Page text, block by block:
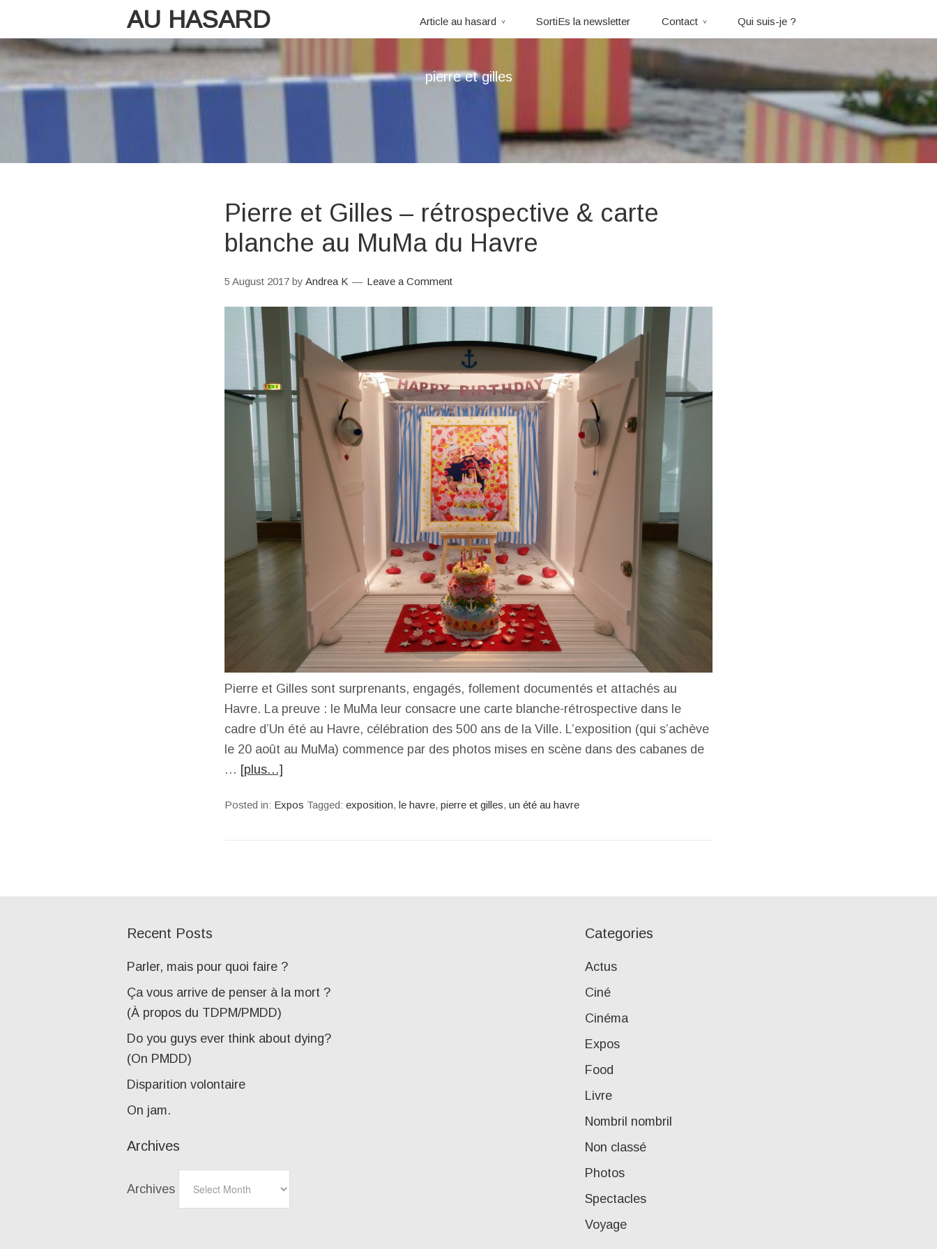
AU HASARD Article au hasard SortiEs la newsletter Contact Qui suis-je ?
pierre et gilles
Pierre et Gilles – rétrospective & carte
blanche au MuMa du Havre
5 August 2017 by Andrea K Leave a Comment
Pierre et Gilles sont surprenants, engagés, follement documentés et attachés au
Havre. La preuve : le MuMa leur consacre une carte blanche-rétrospective dans le
cadre d’Un été au Havre, célébration des 500 ans de la Ville. L’exposition (qui s’achève
le 20 août au MuMa) commence par des photos mises en scène dans des cabanes de
… [plus…]
Posted in: Expos Tagged: exposition, le havre, pierre et gilles, un été au havre
Recent Posts
Parler, mais pour quoi faire ?
Ça vous arrive de penser à la mort ?
(À propos du TDPM/PMDD)
Do you guys ever think about dying?
(On PMDD)
Disparition volontaire
On jam.
Archives
Archives
Categories
Actus
Ciné
Cinéma
Expos
Food
Livre
Nombril nombril
Non classé
Photos
Spectacles
Voyage